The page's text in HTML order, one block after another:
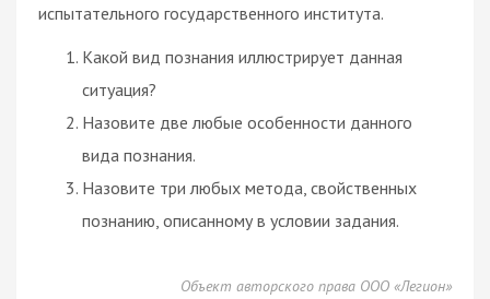
испытательного государственного института.
Какой вид познания иллюстрирует данная
ситуация?
Назовите две любые особенности данного
вида познания.
Назовите три любых метода, свойственных
познанию, описанному в условии задания.
Объект авторского права ООО «Легион»